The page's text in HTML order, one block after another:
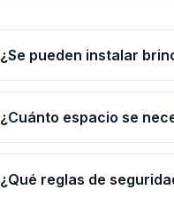
¿Se pueden instalar
¿Cuánto espacio se
¿Qué reglas de